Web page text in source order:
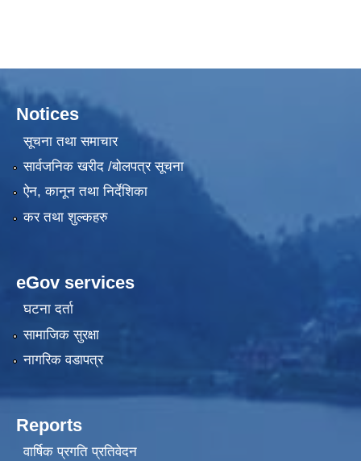
Notices
सूचना तथा समाचार
सार्वजनिक खरीद /बोलपत्र सूचना
ऐन, कानून तथा निर्देशिका
कर तथा शुल्कहरु
eGov services
घटना दर्ता
सामाजिक सुरक्षा
नागरिक वडापत्र
Reports
वार्षिक प्रगति प्रतिवेदन